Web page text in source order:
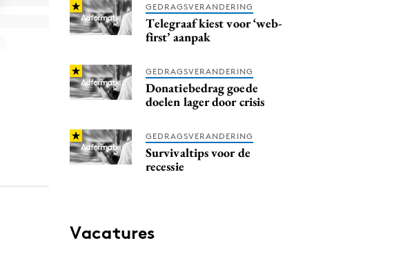
GEDRAGSVERANDERING
Telegraaf kiest voor ‘web-
first’ aanpak
GEDRAGSVERANDERING
Donatiebedrag goede
doelen lager door crisis
GEDRAGSVERANDERING
Survivaltips voor de
recessie
Vacatures